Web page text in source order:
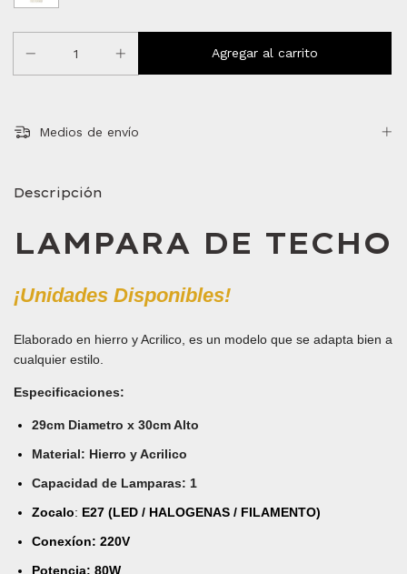
Medios de envío
Descripción
LAMPARA DE TECHO
¡Unidades Disponibles!
Elaborado en hierro y Acrilico, es un modelo que se adapta bien a
cualquier estilo.
Especificaciones:
29cm Diametro x 30cm Alto
Material: Hierro y Acrilico
Capacidad de Lamparas: 1
Zocalo: E27 (LED / HALOGENAS / FILAMENTO)
Conexíon: 220V
Potencia: 80W